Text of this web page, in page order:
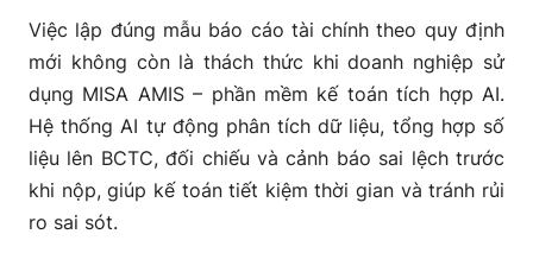
Việc lập đúng mẫu báo cáo tài chính theo quy định
mới không còn là thách thức khi doanh nghiệp sử
dụng MISA AMIS – phần mềm kế toán tích hợp AI.
Hệ thống AI tự động phân tích dữ liệu, tổng hợp số
liệu lên BCTC, đối chiếu và cảnh báo sai lệch trước
khi nộp, giúp kế toán tiết kiệm thời gian và tránh rủi
ro sai sót.